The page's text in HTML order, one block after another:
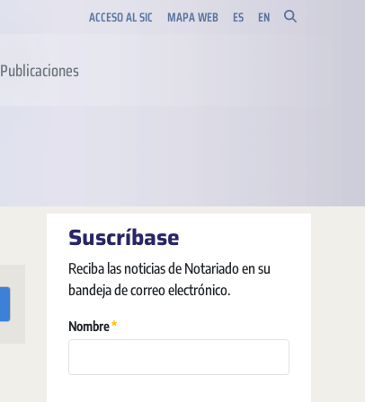
ACCESO AL SIC MAPA WEB ES EN
Publicaciones
Suscríbase
Reciba las noticias de Notariado en su
bandeja de correo electrónico.
Nombre Szükséges